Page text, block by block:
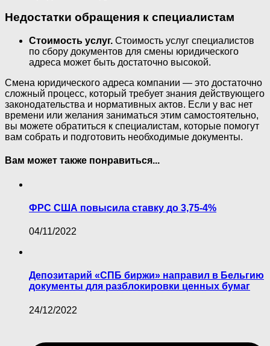
Недостатки обращения к специалистам
Стоимость услуг. Стоимость услуг специалистов
по сбору документов для смены юридического
адреса может быть достаточно высокой.
Смена юридического адреса компании — это достаточно
сложный процесс, который требует знания действующего
законодательства и нормативных актов. Если у вас нет
времени или желания заниматься этим самостоятельно,
вы можете обратиться к специалистам, которые помогут
вам собрать и подготовить необходимые документы.
Вам может также понравиться...
ФРС США повысила ставку до 3,75-4%
04/11/2022
Депозитарий «СПБ биржи» направил в Бельгию
документы для разблокировки ценных бумаг
24/12/2022